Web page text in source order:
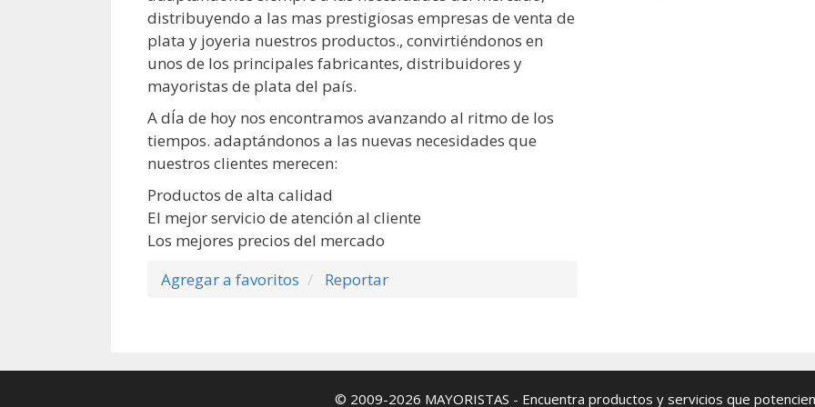
distribuyendo a las mas prestigiosas empresas de venta de
plata y joyeria nuestros productos., convirtiéndonos en
unos de los principales fabricantes, distribuidores y
mayoristas de plata del país.
A dÍa de hoy nos encontramos avanzando al ritmo de los
tiempos. adaptándonos a las nuevas necesidades que
nuestros clientes merecen:
Productos de alta calidad
El mejor servicio de atención al cliente
Los mejores precios del mercado
Agregar a favoritos
Reportar
© 2009-2026 MAYORISTAS - Encuentra productos y servicios que